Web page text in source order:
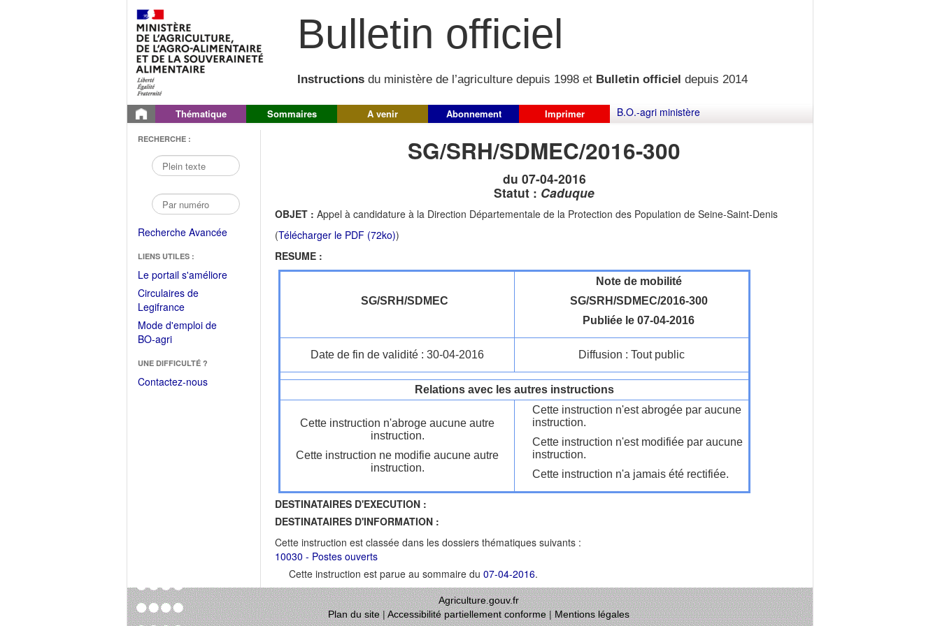
Bulletin officiel
Instructions du ministère de l’agriculture depuis 1998 et Bulletin officiel depuis 2014
Thématique Sommaires A venir Abonnement Imprimer B.O.-agri ministère
RECHERCHE :
Recherche Avancée
LIENS UTILES :
Le portail s'améliore(Fichier
Circulaires de
Legifrance(Ouvrir
dans
une
fenêtre)
Mode d'emploi de
BO-agri(Ouvrir
une
nouvelle
UNE DIFFICULTÉ ?
Contactez-nous
SG/SRH/SDMEC/2016-300
du 07-04-2016
Statut : Caduque
OBJET : Appel à candidature à la Direction Départementale de la Protection des Population de Seine-Saint-Denis
(Télécharger le PDF (72ko))
RESUME :
SG/SRH/SDMEC
Note de mobilité
SG/SRH/SDMEC/2016-300
Publiée le 07-04-2016
Date de fin de validité : 30-04-2016 Diffusion : Tout public
Relations avec les autres instructions
Cette instruction n'abroge aucune autre
instruction.
Cette instruction ne modifie aucune autre
instruction.
Cette instruction n'est abrogée par aucune
instruction.
Cette instruction n'est modifiée par aucune
instruction.
Cette instruction n'a jamais été rectifiée.
DESTINATAIRES D'EXECUTION :
DESTINATAIRES D'INFORMATION :
Cette instruction est classée dans les dossiers thématiques suivants :
10030 - Postes ouverts
Cette instruction est parue au sommaire du 07-04-2016.
Agriculture.gouv.fr
Plan du site|Accessibilité partiellement conforme|Mentions légales